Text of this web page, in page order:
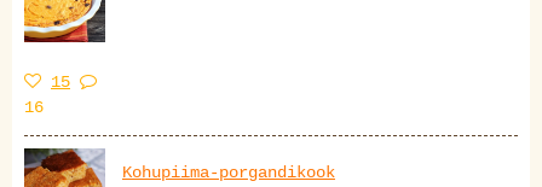
15
16
Kohupiima-porgandikook